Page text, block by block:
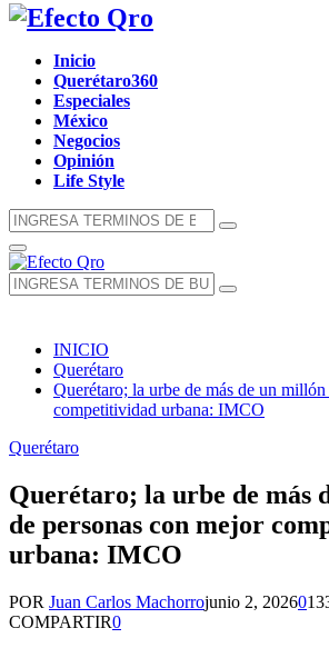
Facebook
Twitter
Instagram
Youtube
Whatsapp
Inicio
Querétaro360
Especiales
México
Negocios
Opinión
Life Style
Búsqueda
de:
Búsqueda
Menú
Principal
Búsqueda
de:
Búsqueda
INICIO
Querétaro
Querétaro; la urbe de más de un
competitividad urbana: IMCO
Querétaro
Querétaro; la urbe de más
de personas con mejor
urbana: IMCO
POR Juan Carlos Machorrojunio 2, 20260
COMPARTIR0